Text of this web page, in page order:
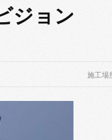
ジョン
施工場